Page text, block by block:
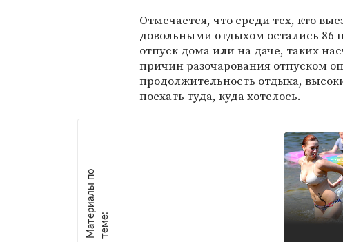
Отмечается, что среди тех, кто
довольными отдыхом остались 86
отпуск дома или на даче, таких
причин разочарования отпуском
продолжительность отдыха,
поехать туда, куда хотелось.
М
а
т е
р
и
а
л
ы
п
о
т
е
м
е :